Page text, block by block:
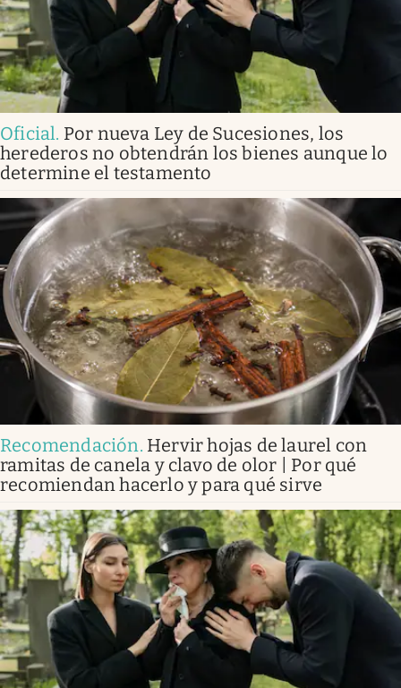
Oficial. Por nueva Ley de Sucesiones, los
herederos no obtendrán los bienes aunque lo
determine el testamento
Recomendación. Hervir hojas de laurel con
ramitas de canela y clavo de olor | Por qué
recomiendan hacerlo y para qué sirve